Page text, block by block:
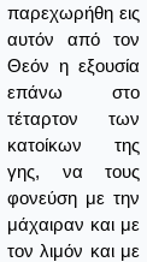
παρεχωρήθη εις
αυτόν από τον
Θεόν η εξουσία
επάνω στο
τέταρτον των
κατοίκων της
γης, να τους
φονεύση με την
μάχαιραν και με
τον λιμόν και με